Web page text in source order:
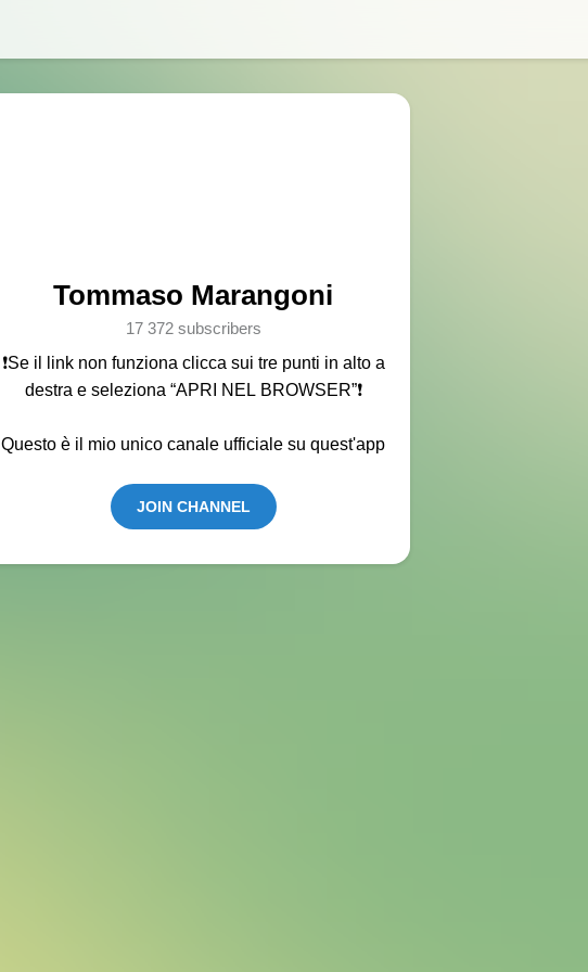
Tommaso Marangoni
17 372 subscribers
❗️Se il link non funziona clicca sui tre punti in alto a
destra e seleziona “APRI NEL BROWSER”❗️
Questo è il mio unico canale ufficiale su quest'app
JOIN CHANNEL